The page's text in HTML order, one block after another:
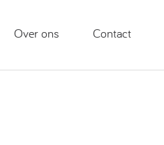
Over ons Contact